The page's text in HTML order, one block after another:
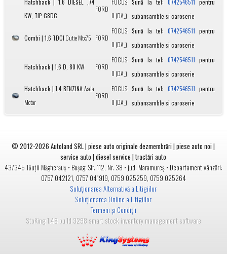
KW, TIP G8DC
FORD
II (DA_)
0742546511
subansamble si caroserie
Combi | 1.6 TDCI Cutie Mtx75 FORD
FOCUS
II (DA_)
Sună la tel: 0742546511 pentru
subansamble si caroserie
Hatchback | 1.6 D, 80 KW FORD
FOCUS
II (DA_)
Sună la tel: 0742546511 pentru
subansamble si caroserie
Hatchback | 1.4 BENZINA Asda
Motor
FORD
FOCUS
II (DA_)
Sună la tel: 0742546511 pentru
subansamble si caroserie
© 2012-2026Autoland SRL | piese auto originale dezmembrări | piese auto noi |
service auto | diesel service | tractări auto
437345 Tăuții Măgherăuș• Bușag, Str. 112, Nr. 38 • jud. Maramureș • Departament vânzări:
0757 042121, 0757 041919, 0759 025259, 0759 025264
Soluționarea Alternativă a Litigiilor
Soluționarea Online a Litigiilor
Termeni și Condiții
StoKing 1.48 build 3298 smart stock inventory management software